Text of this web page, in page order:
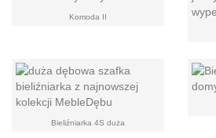
Komoda II
Bieliźniarka 4S duża